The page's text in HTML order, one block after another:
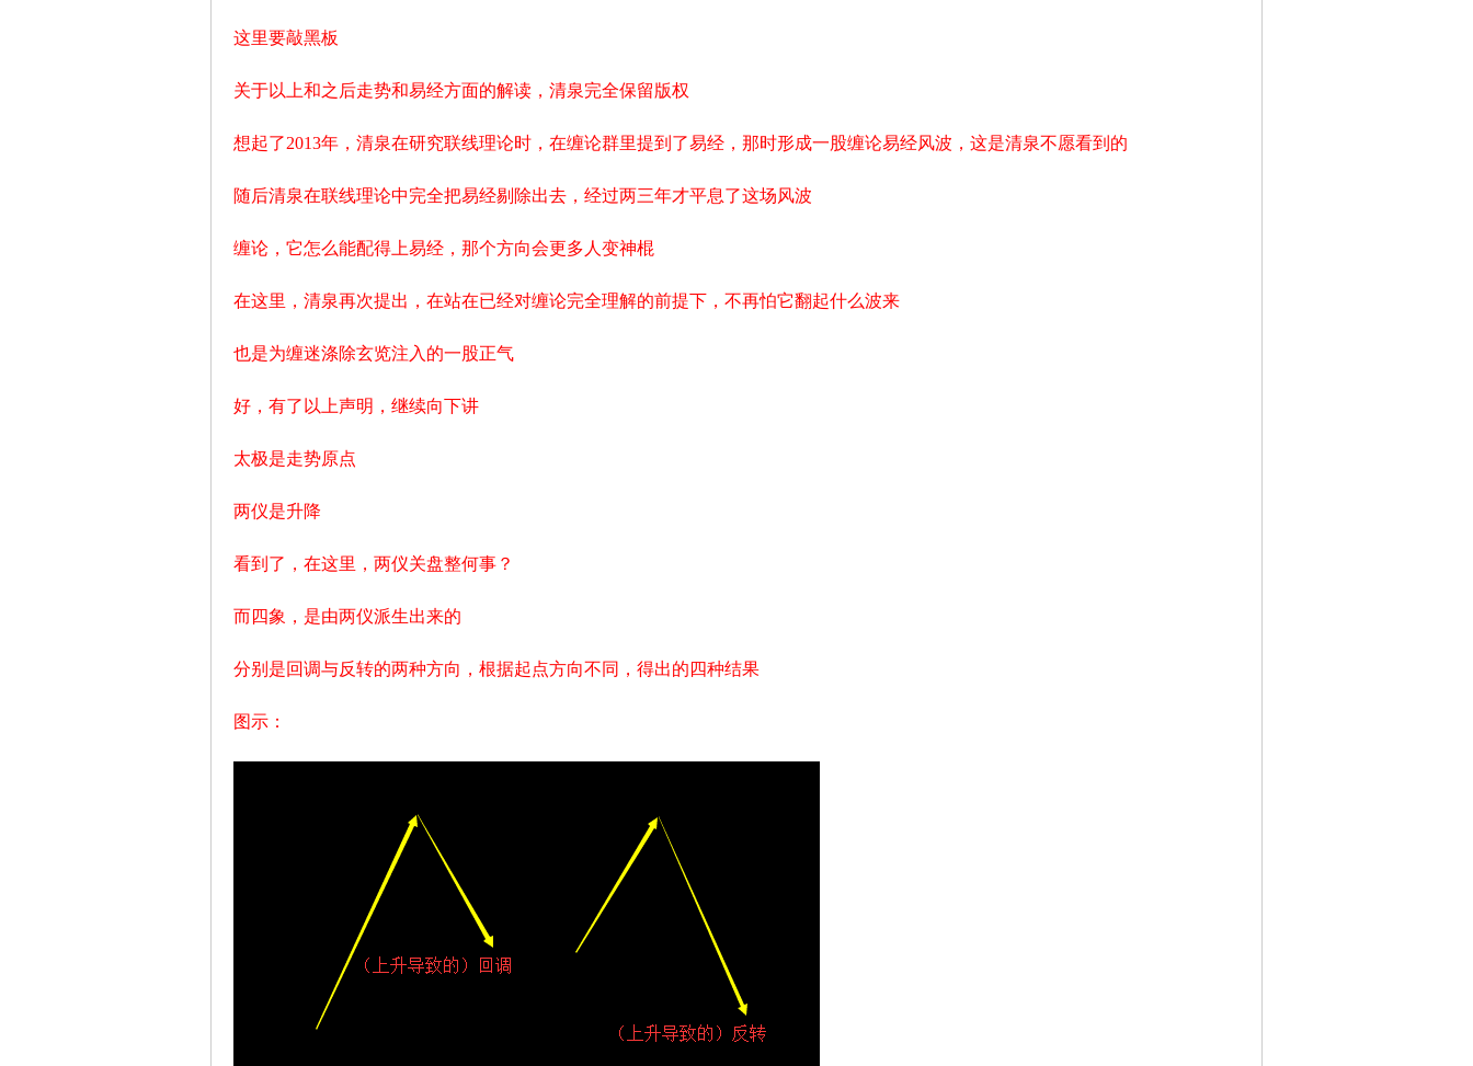
这里要敲黑板
关于以上和之后走势和易经方面的解读，清泉完全保留版权
想起了2013年，清泉在研究联线理论时，在缠论群里提到了易经，那时形成一股缠论易经风波，这是清泉不愿看到的
随后清泉在联线理论中完全把易经剔除出去，经过两三年才平息了这场风波
缠论，它怎么能配得上易经，那个方向会更多人变神棍
在这里，清泉再次提出，在站在已经对缠论完全理解的前提下，不再怕它翻起什么波来
也是为缠迷涤除玄览注入的一股正气
好，有了以上声明，继续向下讲
太极是走势原点
两仪是升降
看到了，在这里，两仪关盘整何事？
而四象，是由两仪派生出来的
分别是回调与反转的两种方向，根据起点方向不同，得出的四种结果
图示：